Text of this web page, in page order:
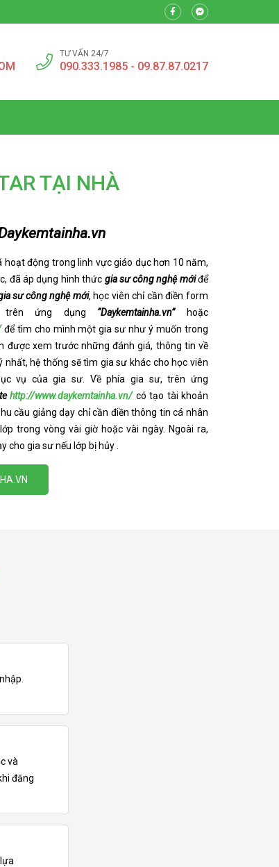
TƯ VẤN 24/7
090.333.1985 - 09.87.87.0217
TẠI NHÀ
hoạt động trong linh vực giáo dục hơn 10 năm,
đã áp dụng hình thức gia sư công nghệ mớiđể
sư công nghệ mới, học viên chỉ cần điền form
ứng dụng “Daykemtainha.vn”
hoặc
để tìm cho mình một gia sư như ý muốn trong
được xem trước những đánh giá, thông tin về
hệ thống sẽ tìm gia sư khác cho học viên
vụ của gia sư. Về phía gia sư, trên ứng
http://www.daykemtainha.vn/có tạo tài khoản
cầu giảng dạy chỉ cần điền thông tin cá nhân
trong vòng vài giờ hoặc vài ngày. Ngoài ra,
gia sư nếu lớp bị hủy .
và
đăng